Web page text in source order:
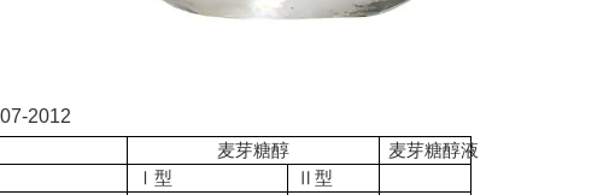
2012
麦芽糖醇
麦芽糖醇液
Ⅰ型
Ⅱ型